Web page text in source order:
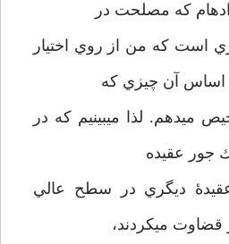
كه مصلحت در
است كه من از روي اختيار
اساس آن چيزي كه
مي­دهم. لذا مي­بينيم كه در
جور عقيده
عقيدۀ ديگري در سطح عالي
مي­كردند،